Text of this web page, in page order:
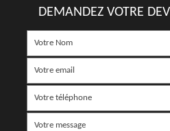
DEMANDEZ VOTRE